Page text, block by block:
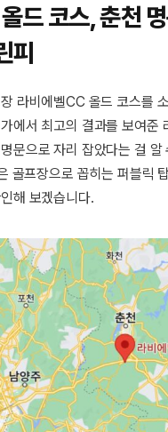
드 코스, 춘천
피
라비에벨CC 올드 코스를
에서 최고의 결과를 보여준
문으로 자리 잡았다는 걸 알
골프장으로 꼽히는 퍼블릭
해 보겠습니다.